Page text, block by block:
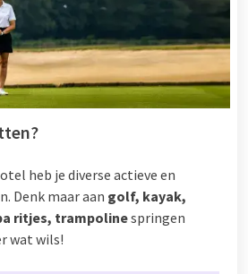
heb je diverse actieve en
Denk maar aan golf, kayak,
ritjes, trampolinespringen
wat wils!